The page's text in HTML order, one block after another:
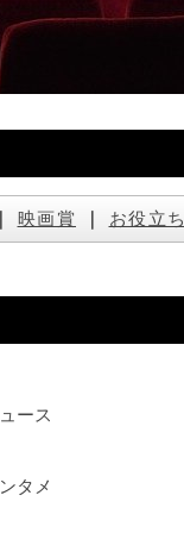
映画賞 お役立ち
ース
タメ